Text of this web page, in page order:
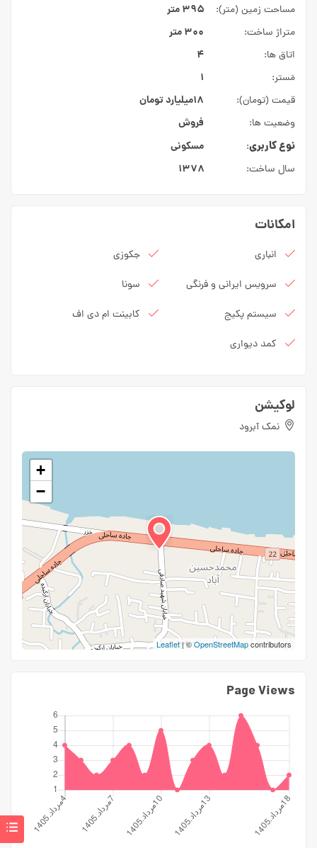
مساحت زمین (متر): ۳۹۵ متر
متراژ ساخت: ۳۰۰ متر
اتاق ها: ۴
مَستر: ۱
قیمت (تومان): ۱۸میلیارد تومان
وضعیت ها: فروش
نوع کاربری: مسکونی
سال ساخت: ۱۳۷۸
امکانات
انباری
جکوزی
سرویس ایرانی و فرنگی
سونا
سیستم پکیج
کابینت ام دی اف
کمد دیواری
لوکیشن
نمک آبرود
+
−
Leaflet| ©OpenStreetMapcontributors
Page Views